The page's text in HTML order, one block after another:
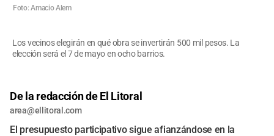
Foto: Amacio Alem
Los vecinos elegirán en qué obra se invertirán 500 mil pesos. La
elección será el 7 de mayo en ocho barrios.
De la redacción de El Litoral
area@ellitoral.com
El presupuesto participativo sigue afianzándose en la